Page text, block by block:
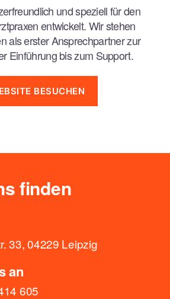
und speziell für den
entwickelt. Wir stehen
als erster Ansprechpartner zur
Einführung bis zum Support.
BESUCHEN
finden
33, 04229 Leipzig
an
605